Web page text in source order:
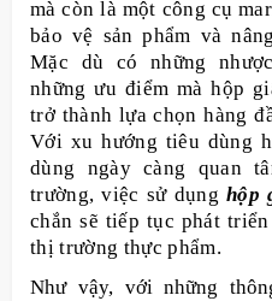
mà còn là một công cụ
bảo vệ sản phẩm và
Mặc dù có những
những ưu điểm mà hộp
trở thành lựa chọn hàng
Với xu hướng tiêu dùng
dùng ngày càng quan
trường, việc sử dụng hộp
chắn sẽ tiếp tục phát
thị trường thực phẩm.
Như vậy, với những